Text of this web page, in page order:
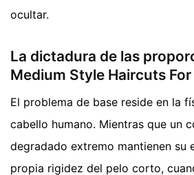
ocultar.
La dictadura de las
Medium Style Haircuts
El problema de base reside en la
cabello humano. Mientras que un
degradado extremo mantienen su
propia rigidez del pelo corto,